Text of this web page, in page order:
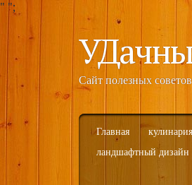
" ";
Сайт полезных
Главная кулинария
ландшафтный дизайн